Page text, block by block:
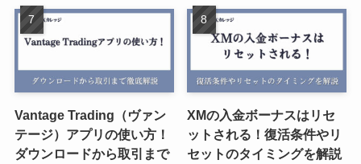
Vantage Trading（ヴァン
テージ）アプリの使い方！
ダウンロードから取引まで
XMの入金ボーナスはリセ
ットされる！復活条件やリ
セットのタイミングを解説